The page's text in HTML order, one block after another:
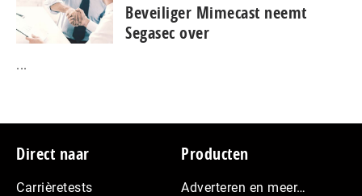
Beveiliger Mimecast neemt
Segasec over
...
Footer
Direct naar
Carrièretests
Producten
Adverteren en meer…